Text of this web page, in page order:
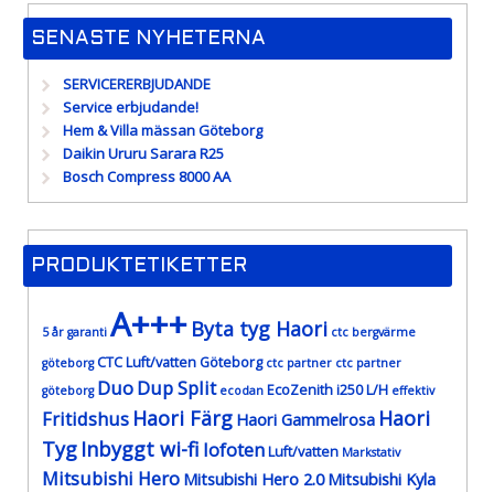
SENASTE NYHETERNA
SERVICERERBJUDANDE
Service erbjudande!
Hem & Villa mässan Göteborg
Daikin Ururu Sarara R25
Bosch Compress 8000 AA
PRODUKTETIKETTER
5 år garanti A+++ Byta tyg Haori ctc bergvärme
göteborg CTC Luft/vatten Göteborg ctc partner ctc partner
göteborg DuoDup Split ecodan EcoZenith i250 L/H effektiv
Fritidshus Haori Färg Haori Gammelrosa Haori
Tyg Inbyggt wi-fi lofotenLuft/vatten Markstativ
Mitsubishi Hero Mitsubishi Hero 2.0 Mitsubishi Kyla